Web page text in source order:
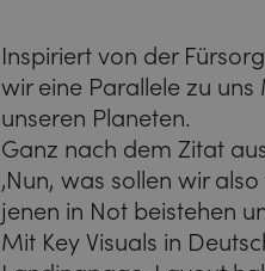
Inspiriert von der
wir eine Parallele zu
unseren Planeten.
Ganz nach dem Zitat
‚Nun, was sollen wir
jenen in Not beistehen
Mit Key Visuals in